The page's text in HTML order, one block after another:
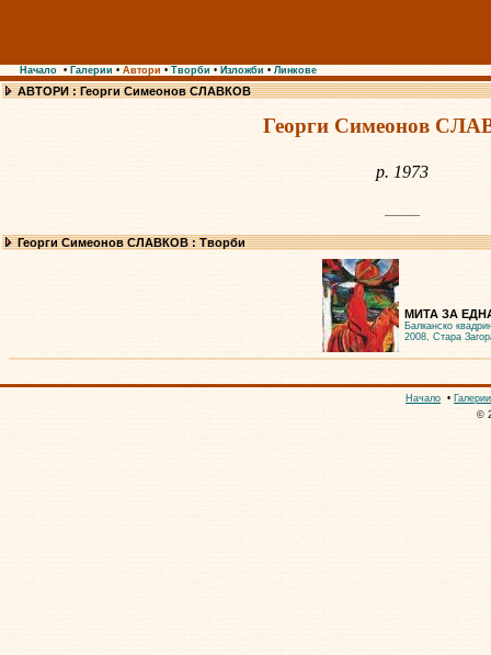
Начало • Галерии • Автори • Творби • Изложби • Линкове
АВТОРИ : Георги Симеонов СЛАВКОВ
Георги Симеонов
р. 1973
Георги Симеонов СЛАВКОВ : Творби
МИТА ЗА
Балканско
2008, Стара
Начало • Галерии
©